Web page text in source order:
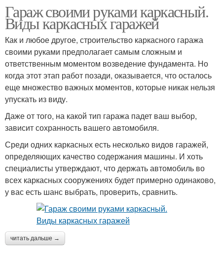
Гараж своими руками каркасный.
Виды каркасных гаражей
Как и любое другое, строительство каркасного гаража
своими руками предполагает самым сложным и
ответственным моментом возведение фундамента. Но
когда этот этап работ позади, оказывается, что осталось
еще множество важных моментов, которые никак нельзя
упускать из виду.
Даже от того, на какой тип гаража падет ваш выбор,
зависит сохранность вашего автомобиля.
Среди одних каркасных есть несколько видов гаражей,
определяющих качество содержания машины. И хоть
специалисты утверждают, что держать автомобиль во
всех каркасных сооружениях будет примерно одинаково,
у вас есть шанс выбрать, проверить, сравнить.
читать дальше →